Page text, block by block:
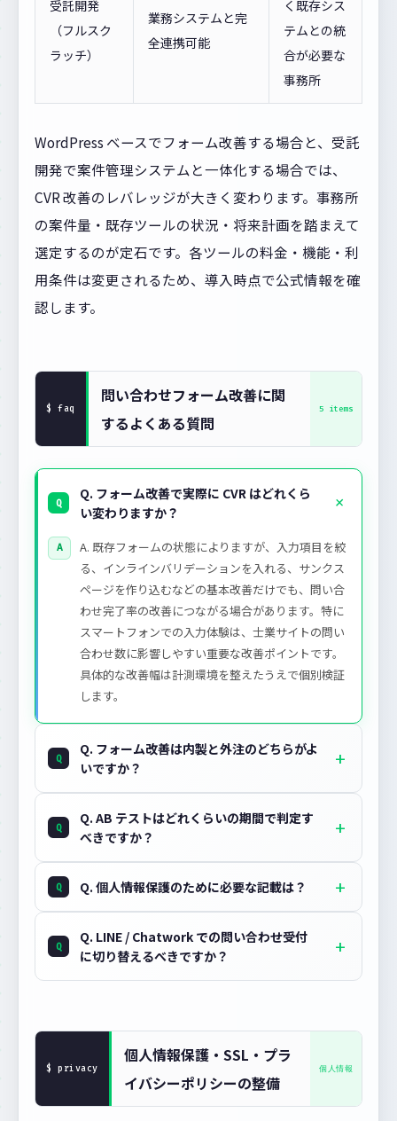
受託開発
（フルスク
ラッチ）
業務システムと完
全連携可能
く既存シス
テムとの統
合が必要な
事務所
WordPress ベースでフォーム改善する場合と、受託
開発で案件管理システムと一体化する場合では、
CVR 改善のレバレッジが大きく変わります。事務所
の案件量・既存ツールの状況・将来計画を踏まえて
選定するのが定石です。各ツールの料金・機能・利
用条件は変更されるため、導入時点で公式情報を確
認します。
問い合わせフォーム改善に関
するよくある質問
Q. フォーム改善で実際に CVR はどれくら
い変わりますか？
A. 既存フォームの状態によりますが、入力項目を絞
る、インラインバリデーションを入れる、サンクス
ページを作り込むなどの基本改善だけでも、問い合
わせ完了率の改善につながる場合があります。特に
スマートフォンでの入力体験は、士業サイトの問い
合わせ数に影響しやすい重要な改善ポイントです。
具体的な改善幅は計測環境を整えたうえで個別検証
します。
Q. フォーム改善は内製と外注のどちらがよ
いですか？
Q. AB テストはどれくらいの期間で判定す
べきですか？
Q. 個人情報保護のために必要な記載は？
Q. LINE / Chatwork での問い合わせ受付
に切り替えるべきですか？
個人情報保護・SSL・プラ
イバシーポリシーの整備